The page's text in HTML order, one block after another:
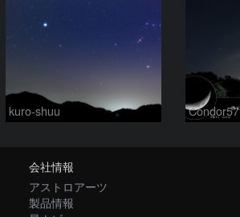
kuro-shuu Condor57
会社情報
アストロアーツ
製品情報